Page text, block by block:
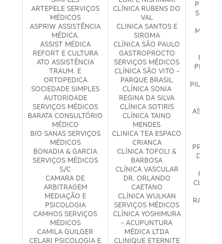
ARTEPELE SERVIÇOS
MÉDICOS
ASPRIW ASSISTÊNCIA
MÉDICA.
ASSIST MÉDICA
REFORT E CULTURA
ATO ASSISTÊNCIA
TRAUM. E
ORTOPEDICA
SOCIEDADE SIMPLES
AUTORIDADE
SERVIÇOS MÉDICOS
BARATA CONSULTÓRIO
MÉDICO
BIO SANAS SERVIÇOS
MÉDICOS
BONADIA & GARCIA
SERVIÇOS MÉDICOS
S/C
CAMARA DE
ARBITRAGEM
MEDIAÇÃO E
PSICOLOGIA
CAMHOS SERVIÇOS
MÉDICOS
CAMILA GUILGER
CELARI PSICOLOGIA E
CLÍNICA RUBENS DO
VAL
CLINICA SANTOS E
SIROMA
CLÍNICA SÃO PAULO
GASTROPROCTO
SERVIÇOS MÉDICOS
CLÍNICA SÃO VITO -
PARQUE BRASIL
CLÍNICA SONIA
REGINA DA SILVA
CLÍNICA SOTIRIS
CLÍNICA TAINO
MENDES
CLINICA TEA ESPACO
CRIANCA
CLÍNICA TOFOLI &
BARBOSA
CLÍNICA VASCULAR
DR. ORLANDO
CAETANO
CLÍNICA WULKAN
SERVIÇOS MÉDICOS
CLÍNICA YOSHIMURA
- ACUPUNTURA
MÉDICA LTDA
CLINIQUE ETERNITE
PIU
DE
CLÍNICA